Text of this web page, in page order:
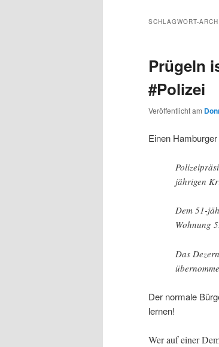
wechseln
SCHLAGWORT-
Prügeln
#Polizei
Veröffentlicht am
Einen
jährigen
Dem 51-
Wohnung
Das
Der normale
lernen!
Wer auf einer